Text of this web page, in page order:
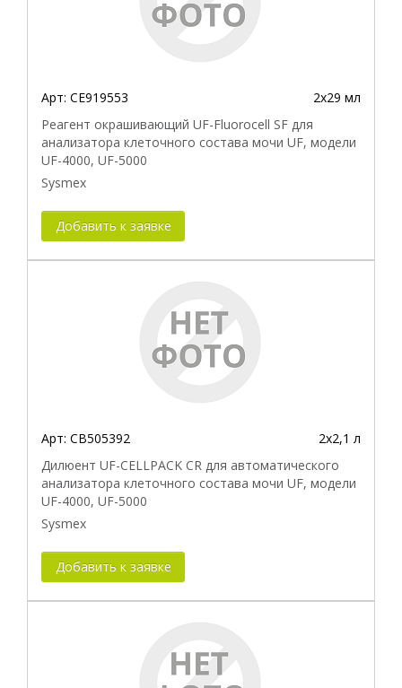
Арт: CE919553
2х29 мл
Реагент окрашивающий UF-Fluorocell SF для
анализатора клеточного состава мочи UF, модели
UF-4000, UF-5000
Sysmex
Добавить к заявке
Арт: CB505392
2х2,1 л
Дилюент UF-CELLPACK CR для автоматического
анализатора клеточного состава мочи UF, модели
UF-4000, UF-5000
Sysmex
Добавить к заявке